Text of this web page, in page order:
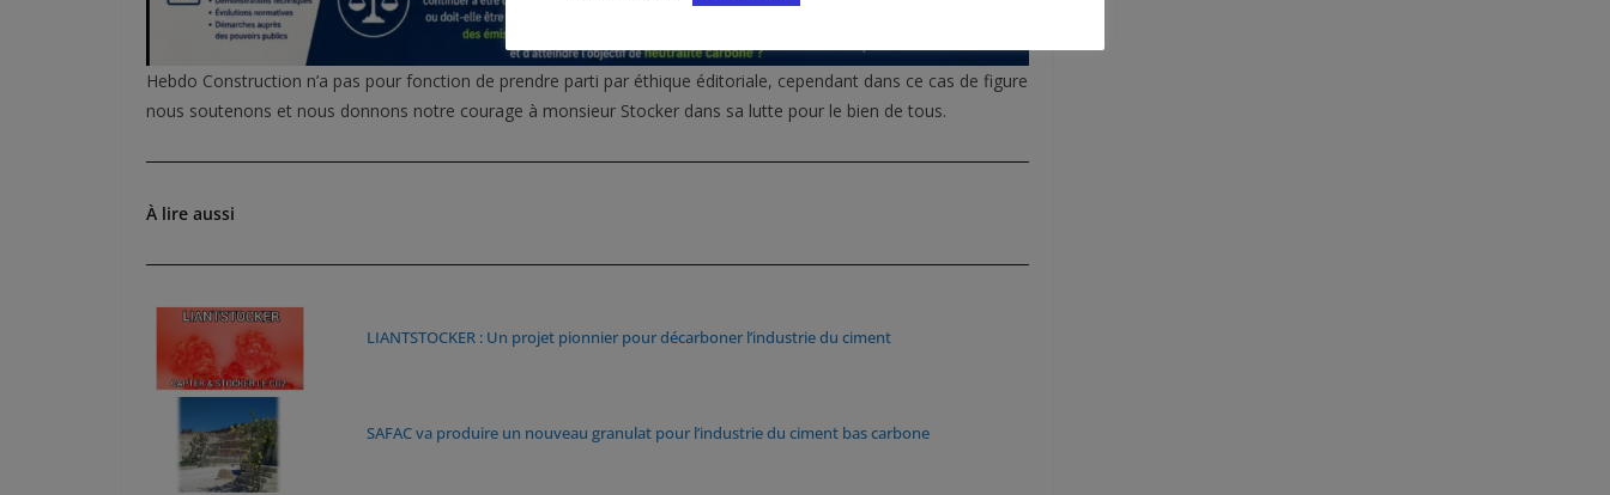
Hebdo Construction n’a pas pour fonction de prendre parti par éthique éditoriale, cependant dans ce cas de figure
nous soutenons et nous donnons notre courage à monsieur Stocker dans sa lutte pour le bien de tous.
À lire aussi
LIANTSTOCKER : Un projet pionnier pour décarboner l’industrie du ciment
SAFAC va produire un nouveau granulat pour l’industrie du ciment bas carbone